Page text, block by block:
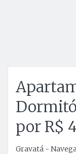
por R$
Gravatá -